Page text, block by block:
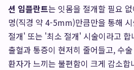
션 임플란트는 잇몸을 절개할 필요
멍(직경 약 4-5mm)만큼만을 통해
절개' 또는 '최소 절개' 시술이라고 합
출혈과 통증이 현저히 줄어들고, 수
환자가 느끼는 불편함이 크게 감소